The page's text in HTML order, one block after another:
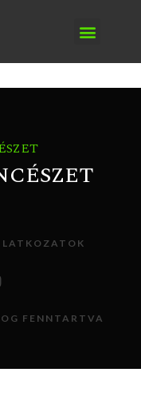
FENNTARTVA